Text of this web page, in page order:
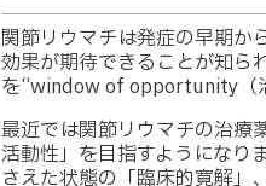
関節リウマチは発症の早期か
効果が期待できることが知ら
を“window of opportunity（
最近では関節リウマチの治療
活動性」を目指すようになり
さえた状態の「臨床的寛解」